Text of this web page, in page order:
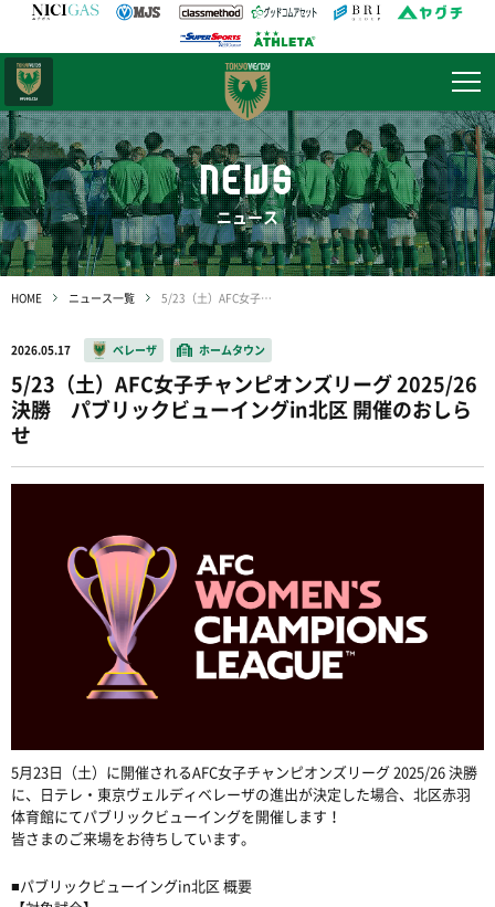
NEWS
ニュース
HOME ニュース一覧 5/23（土）AFC女子チャンピオンズリーグ 2025/26 決勝 パブリックビューイングin北区 開催のおしらせ
2026.05.17 ベレーザ ホームタウン
5/23（土）AFC女子チャンピオンズリーグ 2025/26
決勝 パブリックビューイングin北区 開催のおしら
せ
5月23日（土）に開催されるAFC女子チャンピオンズリーグ 2025/26 決勝
に、日テレ・東京ヴェルディベレーザの進出が決定した場合、北区赤羽
体育館にてパブリックビューイングを開催します！
皆さまのご来場をお待ちしています。
■パブリックビューイングin北区 概要